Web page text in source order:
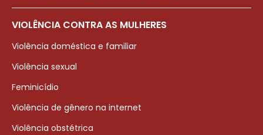
VIOLÊNCIA CONTRA AS MULHERES
Violência doméstica e familiar
Violência sexual
Feminicídio
Violência de gênero na internet
Violência obstétrica